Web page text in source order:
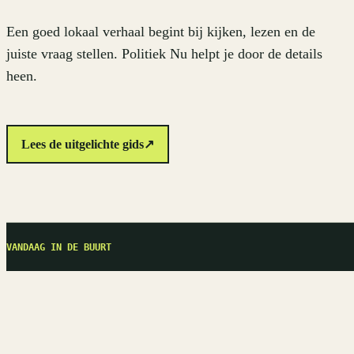
Een goed lokaal verhaal begint bij kijken, lezen en de
juiste vraag stellen. Politiek Nu helpt je door de details
heen.
Lees de uitgelichte gids↗
VANDAAG IN DE BUURT